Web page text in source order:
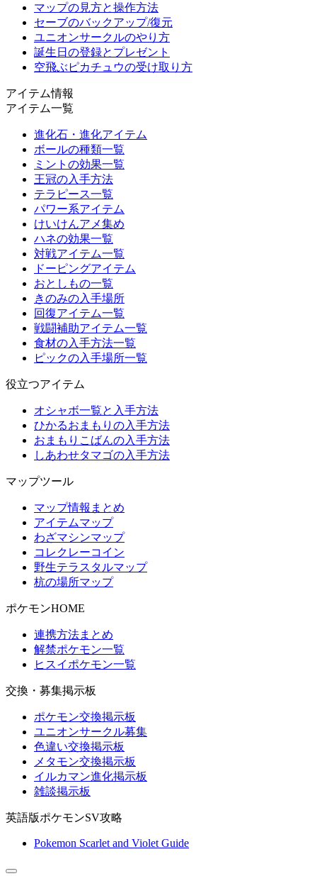
マップの見方と操作方法
セーブのバックアップ/復元
ユニオンサークルのやり方
誕生日の登録とプレゼント
空飛ぶピカチュウの受け取り方
アイテム情報
アイテム一覧
進化石・進化アイテム
ボールの種類一覧
ミントの効果一覧
王冠の入手方法
テラピース一覧
パワー系アイテム
けいけんアメ集め
ハネの効果一覧
対戦アイテム一覧
ドーピングアイテム
おとしもの一覧
きのみの入手場所
回復アイテム一覧
戦闘補助アイテム一覧
食材の入手方法一覧
ピックの入手場所一覧
役立つアイテム
オシャボ一覧と入手方法
ひかるおまもりの入手方法
おまもりこばんの入手方法
しあわせタマゴの入手方法
マップツール
マップ情報まとめ
アイテムマップ
わざマシンマップ
コレクレーコイン
野生テラスタルマップ
杭の場所マップ
ポケモンHOME
連携方法まとめ
解禁ポケモン一覧
ヒスイポケモン一覧
交換・募集掲示板
ポケモン交換掲示板
ユニオンサークル募集
色違い交換掲示板
メタモン交換掲示板
イルカマン進化掲示板
雑談掲示板
英語版ポケモンSV攻略
Pokemon Scarlet and Violet Guide